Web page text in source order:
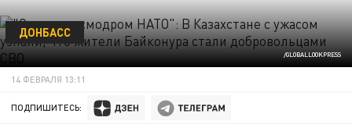
/GLOBALLOOKPRESS
ДОНБАСС
14 ФЕВРАЛЯ 13:11
ПОДПИШИТЕСЬ: